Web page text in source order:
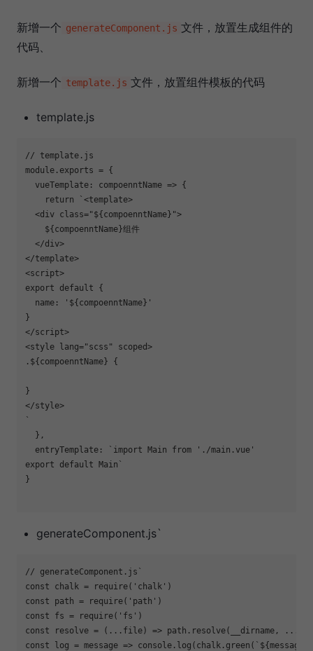
新增一个 generateComponent.js 文件，放置生成组件的
代码、
新增一个 template.js 文件，放置组件模板的代码
template.js
// template.js
module .exports = {
vueTemplate : compoenntName => {
return
`<template>
  <div class="
${compoenntName} ">
${compoenntName}组件
  </div>
</template>
<script>
export default {
  name: '
${compoenntName} '
}
</script>
<style lang="scss" scoped>
. ${compoenntName} {
}
</style>
`
  },
entryTemplate :
`import Main from './main.vue'
export default Main`
}
generateComponent.js`
// generateComponent.js`
const chalk = require( 'chalk'
const path = require( 'path'
const fs = require( 'fs'
const resolve = ( ...file) =>
const log = message => console .log(chalk.green( ` ${message}